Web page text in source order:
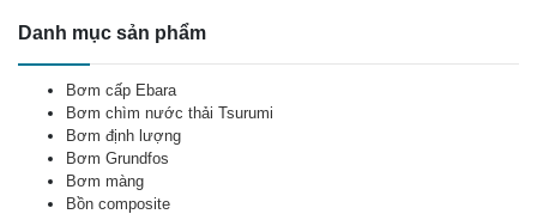
Danh mục sản phẩm
Bơm cấp Ebara
Bơm chìm nước thải Tsurumi
Bơm định lượng
Bơm Grundfos
Bơm màng
Bồn composite